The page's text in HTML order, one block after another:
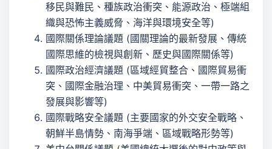
移民與難民、種族政治衝突、能源政治、極端組
織與恐怖主義威脅、海洋與環境安全等)
國際關係理論議題 (國關理論的最新發展、傳統
國際思維的檢視與創新、歷史與國際關係等)
國際政治經濟議題 (區域經貿整合、國際貿易衝
突、國際金融治理、中美貿易衝突、一帶一路之
發展與影響等)
國際戰略安全議題 (主要國家的外交安全戰略、
朝鮮半島情勢、南海爭端、區域戰略形勢等)